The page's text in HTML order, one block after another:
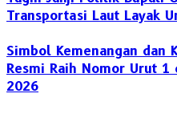
Transportasi Laut Layak
Simbol Kemenangan dan
Resmi Raih Nomor Urut 1
2026